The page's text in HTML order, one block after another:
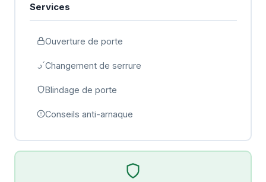
Services
Ouverture de porte
Changement de serrure
Blindage de porte
Conseils anti-arnaque